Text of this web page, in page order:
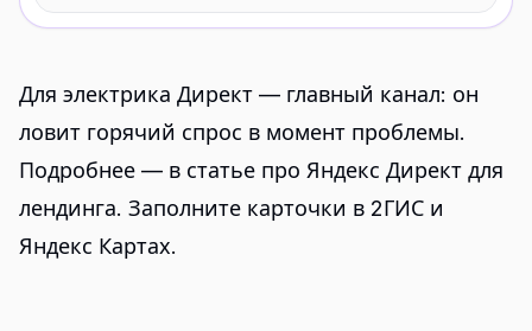
Для электрика Директ — главный канал: он
ловит горячий спрос в момент проблемы.
Подробнее — в статье про Яндекс Директ для
лендинга. Заполните карточки в 2ГИС и
Яндекс Картах.